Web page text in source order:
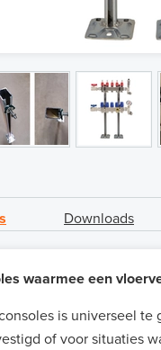
Downloads
waarmee een
is universeel
of voor situaties